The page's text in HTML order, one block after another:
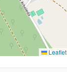
Leaflet